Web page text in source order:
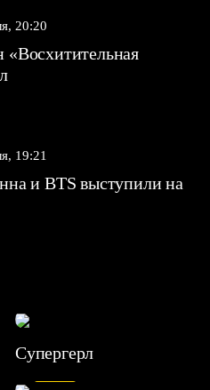
20:20
19:21
и BTS выступили на
Супергерл
7.1